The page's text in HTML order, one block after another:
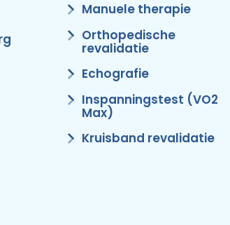
Manuele therapie
Orthopedische
revalidatie
Echografie
Inspanningstest (VO2
Max)
Kruisband revalidatie